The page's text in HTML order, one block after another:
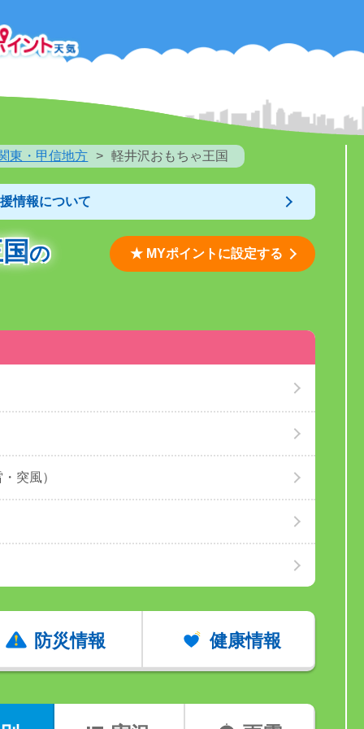
東・甲信地方 軽井沢おもちゃ王国
情報について
の ★ MYポイントに設定する
突風）
防災情報 健康情報